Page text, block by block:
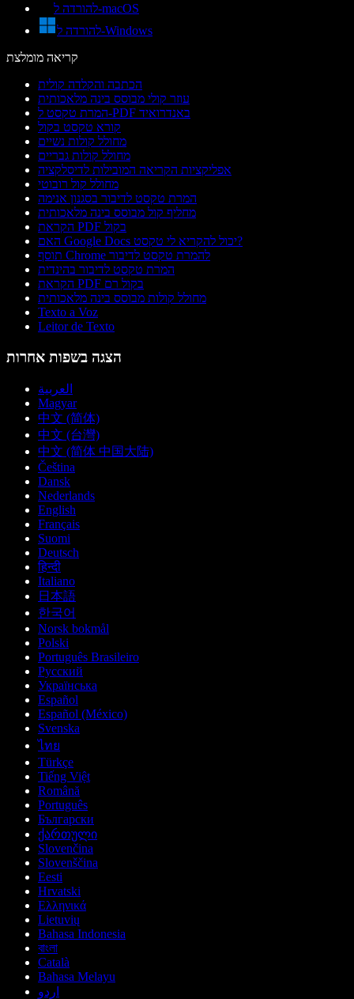
להורדה ל-macOS
להורדה ל-Windows
קריאה מומלצת
הכתבה והקלדה קולית
עוזר קולי מבוסס בינה מלאכותית
המרת טקסט ל-PDF באנדרואיד
קורא טקסט בקול
מחולל קולות נשיים
מחולל קולות גבריים
אפליקציות הקריאה המובילות לדיסלקציה
מחולל קול רובוטי
המרת טקסט לדיבור בסגנון אנימה
מחליף קול מבוסס בינה מלאכותית
הקראת PDF בקול
האם Google Docs יכול להקריא לי טקסט?
תוסף Chrome להמרת טקסט לדיבור
המרת טקסט לדיבור בהינדית
הקראת PDF בקול רם
מחולל קולות מבוסס בינה מלאכותית
Texto a Voz
Leitor de Texto
הצגה בשפות אחרות
العربية
Magyar
中文 (简体)
中文 (台灣)
中文 (简体 中国大陆)
Čeština
Dansk
Nederlands
English
Français
Suomi
Deutsch
हिन्दी
Italiano
日本語
한국어
Norsk bokmål
Polski
Português Brasileiro
Русский
Українська
Español
Español (México)
Svenska
ไทย
Türkçe
Tiếng Việt
Română
Português
Български
ქართული
Slovenčina
Slovenščina
Eesti
Hrvatski
Ελληνικά
Lietuvių
Bahasa Indonesia
বাংলা
Català
Bahasa Melayu
اردو